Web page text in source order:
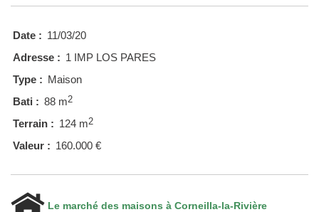
Date : 11/03/20
Adresse : 1 IMP LOS PARES
Type : Maison
Bati : 88 m2
Terrain : 124 m2
Valeur : 160.000 €
Le marché des maisons à Corneilla-la-Rivière